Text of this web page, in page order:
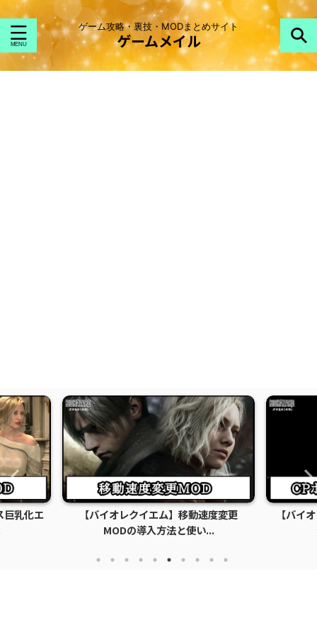
ゲーム攻略・裏技・MODまとめサイト
ゲームメイル
巨乳化エ
【バイオレクイエム】移動速度変更
MODの導入方法と使い...
【バイ